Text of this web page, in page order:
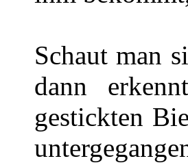
Schaut man
dann
gestickten